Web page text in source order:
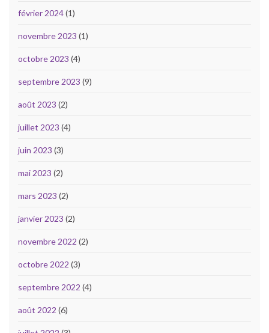
février 2024(1)
novembre 2023 (1)
octobre 2023 (4)
septembre 2023 (9)
août 2023 (2)
juillet 2023 (4)
juin 2023 (3)
mai 2023 (2)
mars 2023 (2)
janvier 2023 (2)
novembre 2022 (2)
octobre 2022 (3)
septembre 2022 (4)
août 2022 (6)